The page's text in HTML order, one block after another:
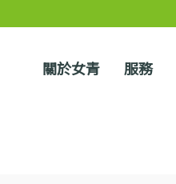
關於女青 服務